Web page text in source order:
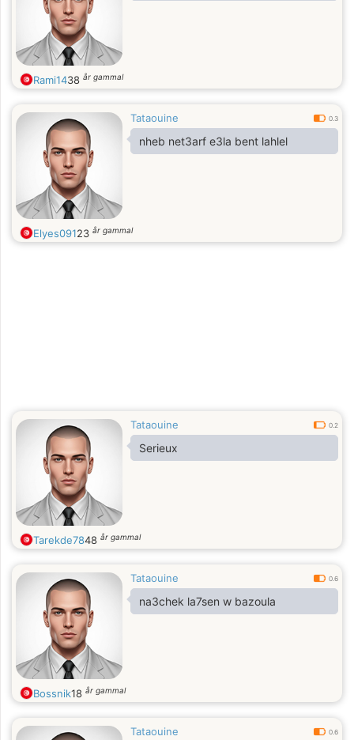
Rami1438 år gammal
Tataouine 0.3
nheb net3arf e3la bent lahlel
Elyes09123 år gammal
Tataouine 0.2
Serieux
Tarekde7848 år gammal
Tataouine 0.6
na3chek la7sen w bazoula
Bossnik18 år gammal
Tataouine 0.6